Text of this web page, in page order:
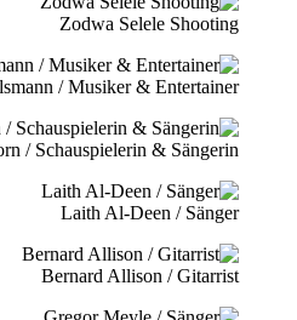
Zodwa Selele Shooting
/ Musiker & Entertainer
/ Schauspielerin & Sängerin
Laith Al-Deen / Sänger
Bernard Allison / Gitarrist